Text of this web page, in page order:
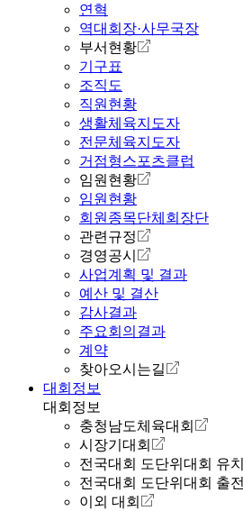
연혁
역대회장·사무국장
부서현황
기구표
조직도
직원현황
생활체육지도자
전문체육지도자
거점형스포츠클럽
임원현황
임원현황
회원종목단체회장단
관련규정
경영공시
사업계획 및 결과
예산 및 결산
감사결과
주요회의결과
계약
찾아오시는길
대회정보
대회정보
충청남도체육대회
시장기대회
전국대회 도단위대회 유치
전국대회 도단위대회 출전
이외 대회